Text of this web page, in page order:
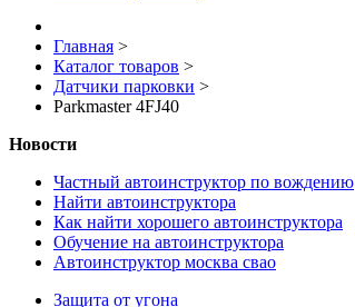
Главная >
Каталог товаров >
Датчики парковки >
Parkmaster 4FJ40
Новости
Частный автоинструктор по вождению
Найти автоинструктора
Как найти хорошего автоинструктора
Обучение на автоинструктора
Автоинструктор москва свао
Защита от угона